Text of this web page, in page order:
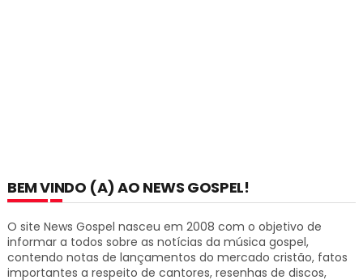
BEM VINDO (A) AO NEWS GOSPEL!
O site News Gospel nasceu em 2008 com o objetivo de
informar a todos sobre as notícias da música gospel,
contendo notas de lançamentos do mercado cristão, fatos
importantes a respeito de cantores, resenhas de discos,